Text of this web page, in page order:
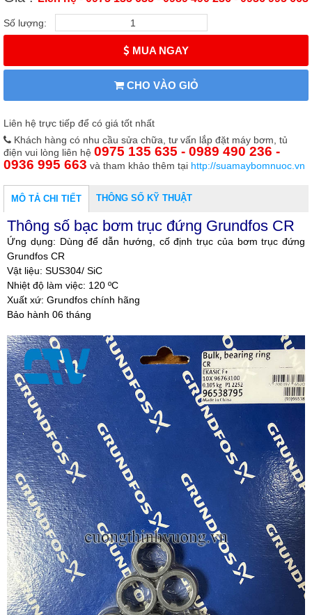
Số lượng:
MUA NGAY
CHO VÀO GIỎ
Liên hệ trực tiếp để có giá tốt nhất
Khách hàng có nhu cầu sửa chữa, tư vấn lắp đặt máy bơm, tủ
điện vui lòng liên hệ 0975 135 635 - 0989 490 236 -
0936 995 663 và tham khảo thêm tại http://suamaybomnuoc.vn
MÔ TẢ CHI TIẾT THÔNG SỐ KỸ THUẬT
Thông số bạc bơm trục đứng Grundfos CR
Ứng dụng: Dùng để dẫn hướng, cố định trục của bơm trục đứng
Grundfos CR
Vật liệu: SUS304/ SiC
Nhiệt độ làm việc: 120 ºC
Xuất xứ: Grundfos chính hãng
Bảo hành 06 tháng